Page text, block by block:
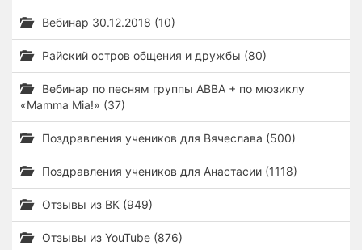
Вебинар 30.12.2018 (10)
Райский остров общения и дружбы (80)
Вебинар по песням группы ABBA + по мюзиклу
«Mamma Mia!» (37)
Поздравления учеников для Вячеслава (500)
Поздравления учеников для Анастасии (1118)
Отзывы из ВК (949)
Отзывы из YouTube (876)